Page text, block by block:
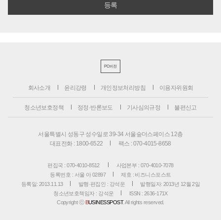
PC버전
회사소개 윤리강령 개인정보처리방침 이용자위원회
청소년보호정책 정정·반론보도 기사심의규정 불편신고
서울특별시 성동구 성수일로 39-34 서울숲더스페이스 12층
대표전화 : 1800-6522
팩스 : 070-4015-8658
편집국 : 070-4010-8512
사업본부 : 070-4010-7078
등록번호 : 서울 아 02897
제호 : 비즈니스포스트
등록일: 2013.11.13
발행·편집인 : 강석운
발행일자: 2013년 12월 2일
청소년보호책임자 : 강석운
ISSN : 2636-171X
Copyright ⓒ BUSINESSPOST. All rights reserved.